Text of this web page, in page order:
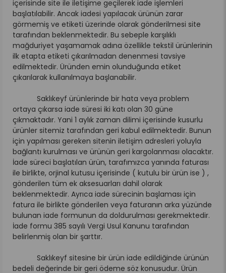
içerisinde site ile iletişime geçilerek iade işlemleri
başlatılabilir. Ancak iadesi yapılacak ürünün zarar
görmemiş ve etiketi üzerinde olarak gönderilmesi site
tarafından beklenmektedir. Bu sebeple karşılıklı
mağduriyet yaşamamak adına özellikle tekstil ürünlerinin
ilk etapta etiketi çıkarılmadan denenmesi tavsiye
edilmektedir. Üründen emin olunduğunda etiket
çıkarılarak kullanılmaya başlanabilir.
Saklıkeyf ürünlerinde bir hata veya problem
ortaya çıkarsa iade süresi iki katı olan 30 güne
çıkmaktadır. Yani 1 aylık zaman dilimi içerisinde kusurlu
ürünler sitemiz tarafından geri kabul edilmektedir. Bunun
için yapılması gereken sitenin iletişim adresleri yoluyla
bağlantı kurulması ve ürünün geri kargolanması olacaktır.
İade süreci başlatılan ürün, tarafımızca yanında faturası
ile birlikte, orjinal kutusu içerisinde ( kutulu bir ürün ise ) ,
gönderilen tüm ek aksesuarları dahil olarak
beklenmektedir. Ayrıca iade sürecinin başlaması için
fatura ile birlikte gönderilen veya faturanın arka yüzünde
bulunan iade formunun da doldurulması gerekmektedir.
İade formu 385 sayılı Vergi Usul Kanunu tarafından
belirlenmiş olan bir şarttır.
Saklıkeyf sitesine bir ürün iade edildiğinde ürünün
bedeli değerinde bir geri ödeme söz konusudur. Ürün